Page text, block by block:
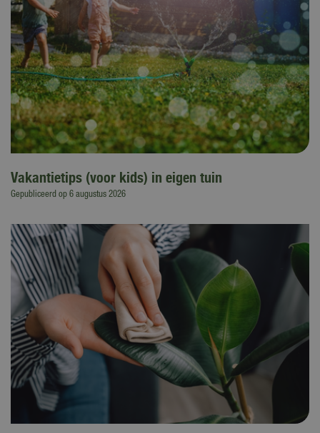
Vakantietips (voor kids) in eigen tuin
Gepubliceerd op 6 augustus 2026